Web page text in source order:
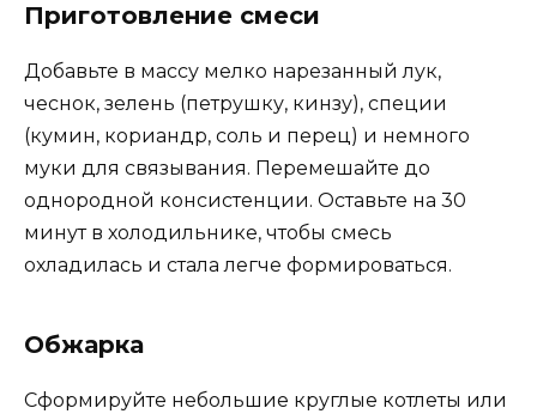
Приготовление смеси
Добавьте в массу мелко нарезанный лук,
чеснок, зелень (петрушку, кинзу), специи
(кумин, кориандр, соль и перец) и немного
муки для связывания. Перемешайте до
однородной консистенции. Оставьте на 30
минут в холодильнике, чтобы смесь
охладилась и стала легче формироваться.
Обжарка
Сформируйте небольшие круглые котлеты или